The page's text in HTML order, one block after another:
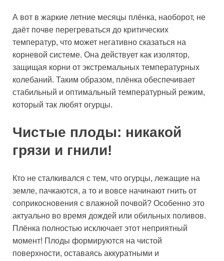
А вот в жаркие летние месяцы плёнка, наоборот, не
даёт почве перегреваться до критических
температур, что может негативно сказаться на
корневой системе. Она действует как изолятор,
защищая корни от экстремальных температурных
колебаний. Таким образом, плёнка обеспечивает
стабильный и оптимальный температурный режим,
который так любят огурцы.
Чистые плоды: никакой
грязи и гнили!
Кто не сталкивался с тем, что огурцы, лежащие на
земле, пачкаются, а то и вовсе начинают гнить от
соприкосновения с влажной почвой? Особенно это
актуально во время дождей или обильных поливов.
Плёнка полностью исключает этот неприятный
момент! Плоды формируются на чистой
поверхности, оставаясь аккуратными и